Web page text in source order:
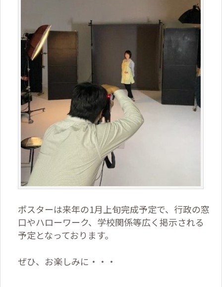
ポスターは来年の1月上旬完成予定で、行政の窓
口やハローワーク、学校関係等広く掲示される
予定となっております。
ぜひ、お楽しみに・・・